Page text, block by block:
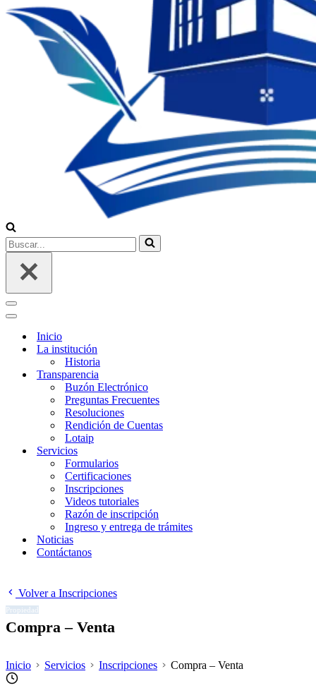
Buscar...
Menú
de
Menú
navegación
Inicio
La institución
Historia
Transparencia
Buzón Electrónico
Preguntas Frecuentes
Resoluciones
Rendición de Cuentas
Lotaip
Servicios
Formularios
Certificaciones
Inscripciones
Videos tutoriales
Razón de inscripción
Ingreso y entrega de trámites
Noticias
Contáctanos
Volver a Inscripciones
Propiedad
Compra – Venta
Inicio Servicios Inscripciones Compra – Venta